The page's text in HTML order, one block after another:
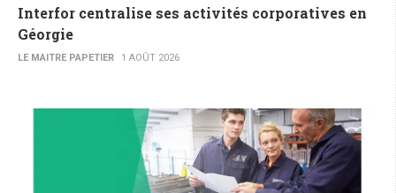
Interfor centralise ses activités corporatives en
Géorgie
LE MAITRE PAPETIER 1 AOÛT 2026